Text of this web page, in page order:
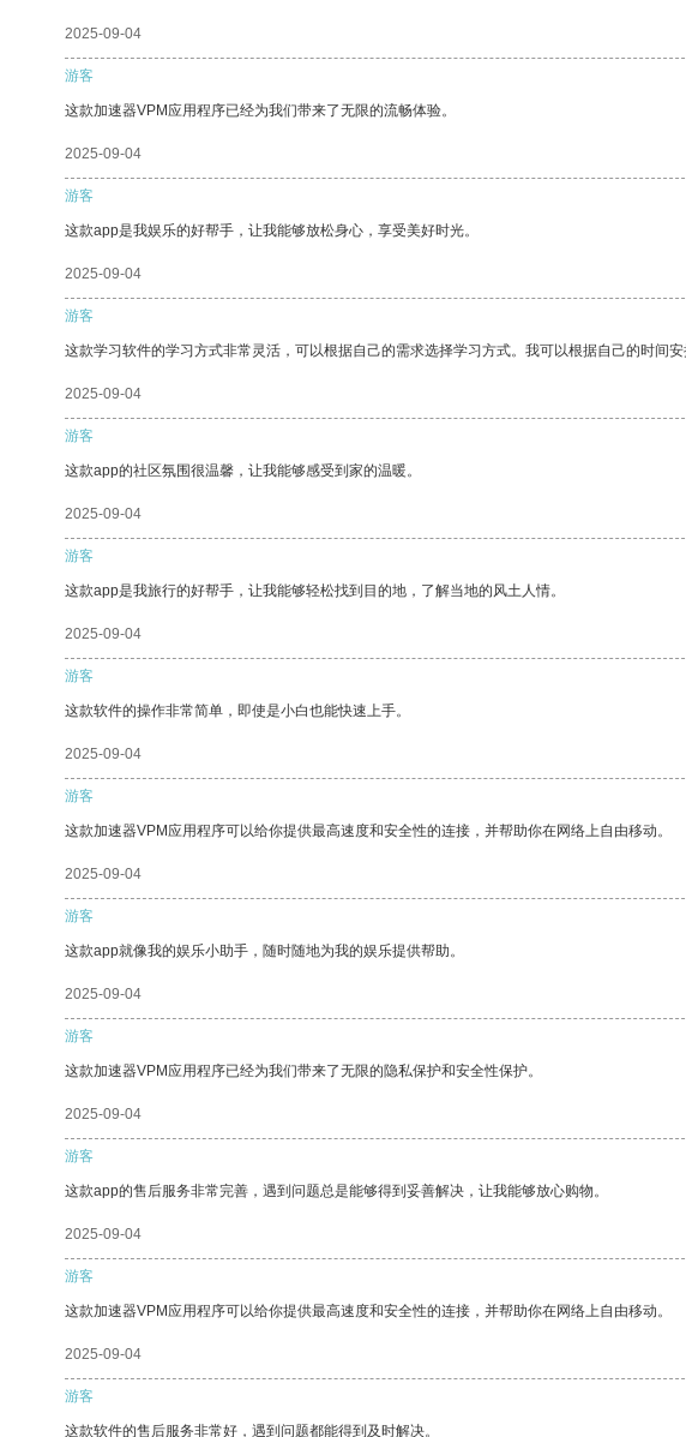
2025-09-04
游客
这款加速器VPM应用程序已经为我们带来了无限的流畅体验。
2025-09-04
游客
这款app是我娱乐的好帮手，让我能够放松身心，享受美好时光。
2025-09-04
游客
这款学习软件的学习方式非常灵活，可以根据自己的需求选择学习方式。我可以根据自己的时间安
2025-09-04
游客
这款app的社区氛围很温馨，让我能够感受到家的温暖。
2025-09-04
游客
这款app是我旅行的好帮手，让我能够轻松找到目的地，了解当地的风土人情。
2025-09-04
游客
这款软件的操作非常简单，即使是小白也能快速上手。
2025-09-04
游客
这款加速器VPM应用程序可以给你提供最高速度和安全性的连接，并帮助你在网络上自由移动。
2025-09-04
游客
这款app就像我的娱乐小助手，随时随地为我的娱乐提供帮助。
2025-09-04
游客
这款加速器VPM应用程序已经为我们带来了无限的隐私保护和安全性保护。
2025-09-04
游客
这款app的售后服务非常完善，遇到问题总是能够得到妥善解决，让我能够放心购物。
2025-09-04
游客
这款加速器VPM应用程序可以给你提供最高速度和安全性的连接，并帮助你在网络上自由移动。
2025-09-04
游客
这款软件的售后服务非常好，遇到问题都能得到及时解决。